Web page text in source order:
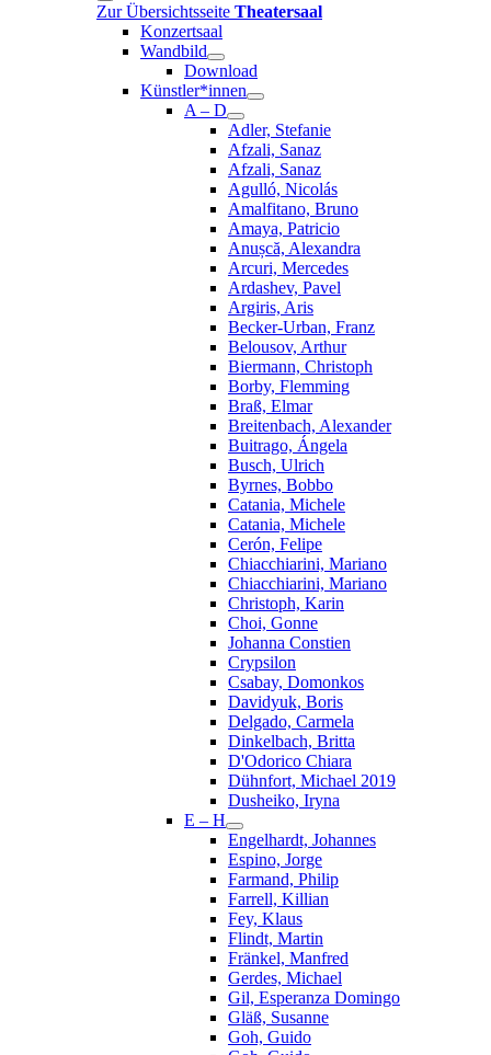
Zur Übersichtsseite Theatersaal
Konzertsaal
Wandbild
Download
Künstler*innen
A – D
Adler, Stefanie
Afzali, Sanaz
Afzali, Sanaz
Agulló, Nicolás
Amalfitano, Bruno
Amaya, Patricio
Anușcă, Alexandra
Arcuri, Mercedes
Ardashev, Pavel
Argiris, Aris
Becker-Urban, Franz
Belousov, Arthur
Biermann, Christoph
Borby, Flemming
Braß, Elmar
Breitenbach, Alexander
Buitrago, Ángela
Busch, Ulrich
Byrnes, Bobbo
Catania, Michele
Catania, Michele
Cerón, Felipe
Chiacchiarini, Mariano
Chiacchiarini, Mariano
Christoph, Karin
Choi, Gonne
Johanna Constien
Crypsilon
Csabay, Domonkos
Davidyuk, Boris
Delgado, Carmela
Dinkelbach, Britta
D'Odorico Chiara
Dühnfort, Michael 2019
Dusheiko, Iryna
E – H
Engelhardt, Johannes
Espino, Jorge
Farmand, Philip
Farrell, Killian
Fey, Klaus
Flindt, Martin
Fränkel, Manfred
Gerdes, Michael
Gil, Esperanza Domingo
Gläß, Susanne
Goh, Guido